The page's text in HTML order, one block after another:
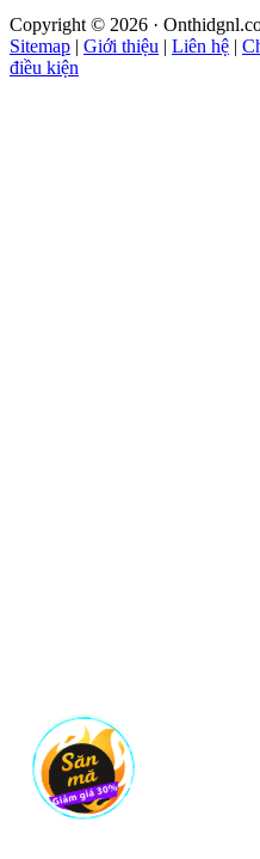
Copyright © 2026 ·
Sitemap | Giới thiệu | Liên hệ |
điều kiện